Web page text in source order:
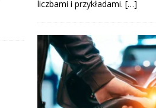
liczbami i przykładami. […]